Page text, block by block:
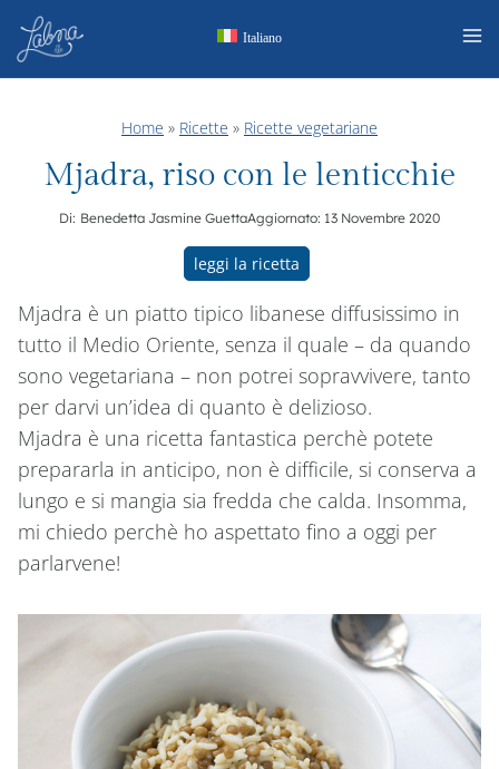
Salta
contenuto
Italiano
Home » Ricette » Ricette vegetariane
Mjadra, riso con le lenticchie
Di: Benedetta Jasmine GuettaAggiornato: 13 Novembre 2020
leggi la ricetta
Mjadra è un piatto tipico libanese diffusissimo in
tutto il Medio Oriente, senza il quale – da quando
sono vegetariana – non potrei sopravvivere, tanto
per darvi un’idea di quanto è delizioso.
Mjadra è una ricetta fantastica perchè potete
prepararla in anticipo, non è difficile, si conserva a
lungo e si mangia sia fredda che calda. Insomma,
mi chiedo perchè ho aspettato fino a oggi per
parlarvene!